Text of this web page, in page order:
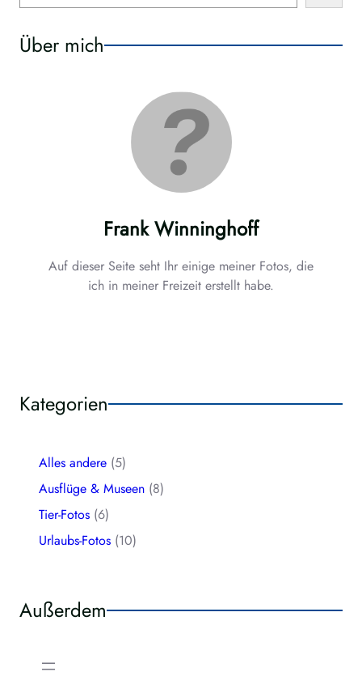
e
rÜber mich
Frank Winninghoff
Auf dieser Seite seht Ihr einige meiner Fotos, die
ich in meiner Freizeit erstellt habe.
Kategorien
Alles andere (5)
Ausflüge & Museen (8)
Tier-Fotos (6)
Urlaubs-Fotos (10)
Außerdem